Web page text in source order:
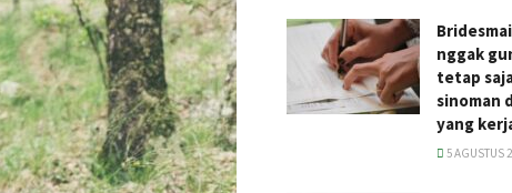
nggak
tetap
sinoman
yang
5 AGUSTUS